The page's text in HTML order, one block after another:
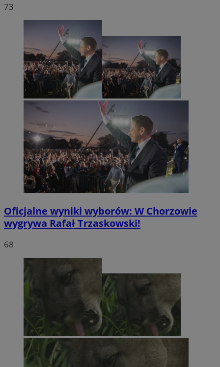
73
Oficjalne wyniki wyborów: W Chorzowie
wygrywa Rafał Trzaskowski!
68